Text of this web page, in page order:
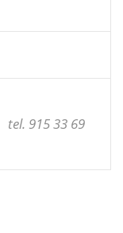
tel. 915 33 69